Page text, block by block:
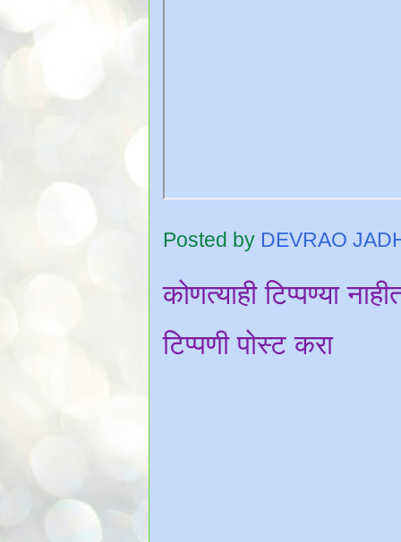
Posted by DEVRAO
कोणत्याही टिप्पण्‍या
टिप्पणी पोस्ट करा